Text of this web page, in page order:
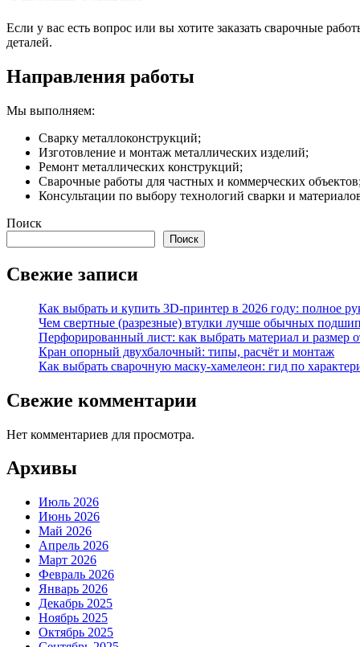
Если у вас есть вопрос или вы хотите заказать сварочные
деталей.
Направления работы
Мы выполняем:
Сварку металлоконструкций;
Изготовление и монтаж металлических изделий;
Ремонт металлических конструкций;
Сварочные работы для частных и коммерческих
Консультации по выбору технологий сварки и
Поиск
Поиск
Свежие записи
Как выбрать и купить 3D-принтер в 2026 году: полное
Чем свертные (разрезные) втулки лучше обычных
Перфорированный лист: как выбрать материал и размер
Кран опорный двухбалочный: типы, расчёт и монтаж
Как выбрать сварочную маску-хамелеон: гид по
Свежие комментарии
Нет комментариев для просмотра.
Архивы
Июль 2026
Июнь 2026
Май 2026
Апрель 2026
Март 2026
Февраль 2026
Январь 2026
Декабрь 2025
Ноябрь 2025
Октябрь 2025